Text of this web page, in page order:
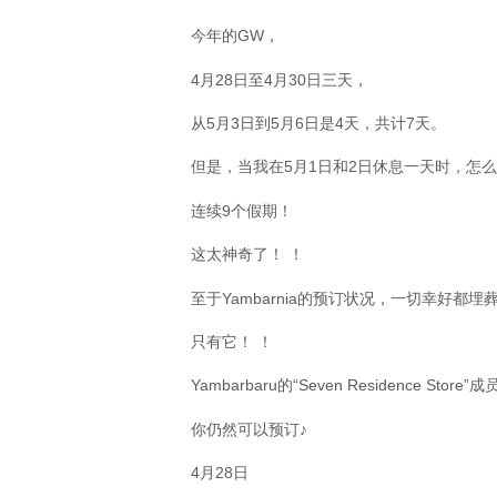
今年的GW，
4月28日至4月30日三天，
从5月3日到5月6日是4天，共计7天。
但是，当我在5月1日和2日休息一天时，怎么
连续9个假期！
这太神奇了！ ！
至于Yambarnia的预订状况，一切幸好都埋葬
只有它！ ！
Yambarbaru的“Seven Residence Store”成
你仍然可以预订♪
4月28日